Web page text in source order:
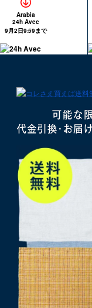
Arabia
24h Avec
9月2日9:59まで